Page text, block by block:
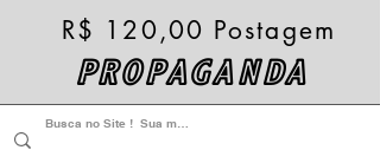
PROPAGANDA
R$ 120,00 Postagem